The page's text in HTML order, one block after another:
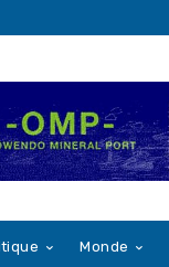
Monde